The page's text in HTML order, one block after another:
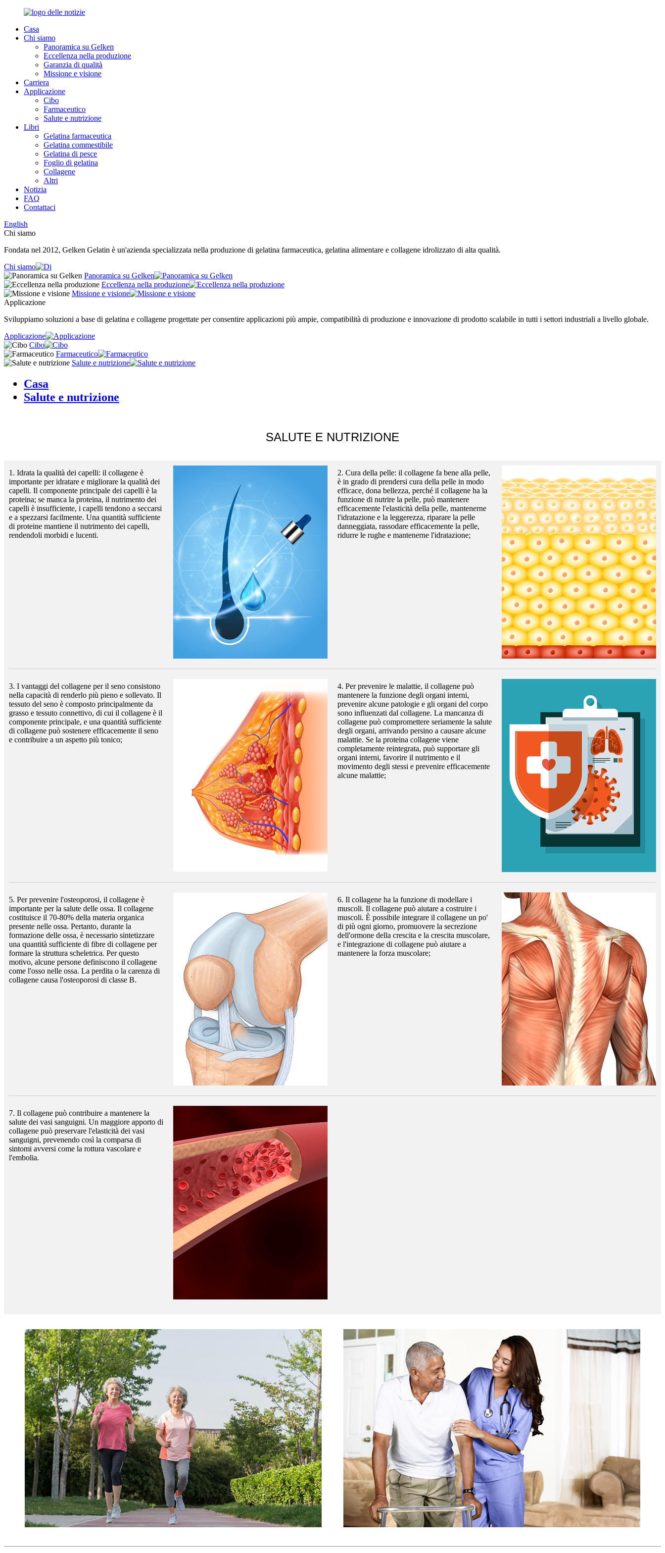
Casa
Chi siamo
Panoramica su Gelken
Eccellenza nella produzione
Garanzia di qualità
Missione e visione
Carriera
Applicazione
Cibo
Farmaceutico
Salute e nutrizione
Libri
Gelatina farmaceutica
Gelatina commestibile
Gelatina di pesce
Foglio di gelatina
Collagene
Altri
Notizia
FAQ
Contattaci
English
Chi siamo
Fondata nel 2012, Gelken Gelatin è un'azienda specializzata nella produzione di gelatina farmaceutica, gelatina alimentare e collagene idrolizzato di alta qualità.
Chi siamo
Panoramica su Gelken
Eccellenza nella produzione
Missione e visione
Applicazione
Sviluppiamo soluzioni a base di gelatina e collagene progettate per consentire applicazioni più ampie, compatibilità di produzione e innovazione di prodotto scalabile in tutti i settori industriali a livello globale.
Applicazione
Cibo
Farmaceutico
Salute e nutrizione
Casa
Salute e nutrizione
SALUTE E NUTRIZIONE
1. Idrata la qualità dei capelli: il collagene è
importante per idratare e migliorare la qualità dei
capelli. Il componente principale dei capelli è la
proteina; se manca la proteina, il nutrimento dei
capelli è insufficiente, i capelli tendono a seccarsi
e a spezzarsi facilmente. Una quantità sufficiente
di proteine ​​mantiene il nutrimento dei capelli,
rendendoli morbidi e lucenti.
2. Cura della pelle: il collagene fa bene alla pelle,
è in grado di prendersi cura della pelle in modo
efficace, dona bellezza, perché il collagene ha la
funzione di nutrire la pelle, può mantenere
efficacemente l'elasticità della pelle, mantenerne
l'idratazione e la leggerezza, riparare la pelle
danneggiata, rassodare efficacemente la pelle,
ridurre le rughe e mantenerne l'idratazione;
3. I vantaggi del collagene per il seno consistono
nella capacità di renderlo più pieno e sollevato. Il
tessuto del seno è composto principalmente da
grasso e tessuto connettivo, di cui il collagene è il
componente principale, e una quantità sufficiente
di collagene può sostenere efficacemente il seno
e contribuire a un aspetto più tonico;
4. Per prevenire le malattie, il collagene può
mantenere la funzione degli organi interni,
prevenire alcune patologie e gli organi del corpo
sono influenzati dal collagene. La mancanza di
collagene può compromettere seriamente la salute
degli organi, arrivando persino a causare alcune
malattie. Se la proteina collagene viene
completamente reintegrata, può supportare gli
organi interni, favorire il nutrimento e il
movimento degli stessi e prevenire efficacemente
alcune malattie;
5. Per prevenire l'osteoporosi, il collagene è
importante per la salute delle ossa. Il collagene
costituisce il 70-80% della materia organica
presente nelle ossa. Pertanto, durante la
formazione delle ossa, è necessario sintetizzare
una quantità sufficiente di fibre di collagene per
formare la struttura scheletrica. Per questo
motivo, alcune persone definiscono il collagene
come l'osso nelle ossa. La perdita o la carenza di
collagene causa l'osteoporosi di classe B.
6. Il collagene ha la funzione di modellare i
muscoli. Il collagene può aiutare a costruire i
muscoli. È possibile integrare il collagene un po'
di più ogni giorno, promuovere la secrezione
dell'ormone della crescita e la crescita muscolare,
e l'integrazione di collagene può aiutare a
mantenere la forza muscolare;
7. Il collagene può contribuire a mantenere la
salute dei vasi sanguigni. Un maggiore apporto di
collagene può preservare l'elasticità dei vasi
sanguigni, prevenendo così la comparsa di
sintomi avversi come la rottura vascolare e
l'embolia.